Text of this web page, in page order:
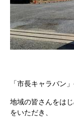
「市長キャラバン
地域の皆さんをは
をいただき、